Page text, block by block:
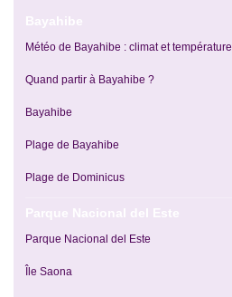
Bayahibe
Météo de Bayahibe : climat et température
Quand partir à Bayahibe ?
Bayahibe
Plage de Bayahibe
Plage de Dominicus
Parque Nacional del Este
Parque Nacional del Este
Île Saona